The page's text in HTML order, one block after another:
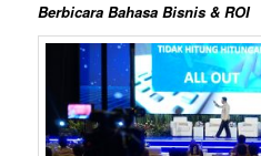
Berbicara Bahasa Bisnis & ROI